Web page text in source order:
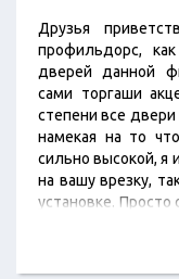
Друзья
профильдорс,
дверей данной
сами торгаши
степени все двери
намекая на то
сильно высокой, я
на вашу врезку,
установке.
Стоит ли